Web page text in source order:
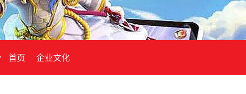
首页 企业文化